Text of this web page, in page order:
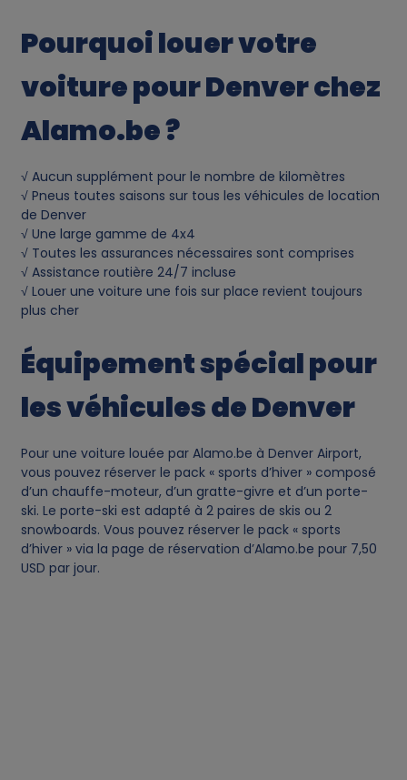
Pourquoi louer votre
voiture pour Denver chez
Alamo.be ?
√ Aucun supplément pour le nombre de kilomètres
√ Pneus toutes saisons sur tous les véhicules de location
de Denver
√ Une large gamme de 4x4
√ Toutes les assurances nécessaires sont comprises
√ Assistance routière 24/7 incluse
√ Louer une voiture une fois sur place revient toujours
plus cher
Équipement spécial pour
les véhicules de Denver
Pour une voiture louée par Alamo.be à Denver Airport,
vous pouvez réserver le pack « sports d’hiver » composé
d’un chauffe-moteur, d’un gratte-givre et d’un porte-
ski. Le porte-ski est adapté à 2 paires de skis ou 2
snowboards. Vous pouvez réserver le pack « sports
d’hiver » via la page de réservation d’Alamo.be pour 7,50
USD par jour.